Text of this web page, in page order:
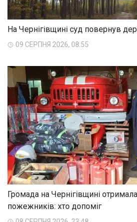
На Чернігівщині суд повернув
09 СЕРПНЯ 2026, 08:55
Громада на Чернігівщині
пожежників: хто допоміг